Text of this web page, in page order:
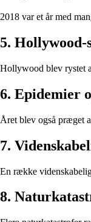
2018 var et år med
5. Hollywood-
Hollywood blev rystet
6. Epidemier
Året blev også præget
7.
En række
8.